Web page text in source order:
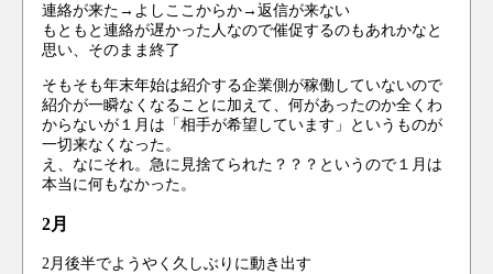
連絡が来た→よしここからか→返信が来ない
もともと連絡が遅かった人なので催促するのもあれかなと
思い、そのまま終了
そもそも年末年始は紹介する企業側が稼働していないので
紹介が一瞬なくなることに加えて、何があったのか全くわ
からないが１月は「相手が希望しています」というものが
一切来なくなった。
え、なにそれ。急に見捨てられた？？？というので１月は
本当に何もなかった。
2月
2月後半でようやく久しぶりに動き出す